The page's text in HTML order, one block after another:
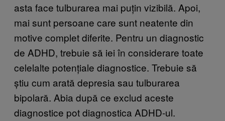
asta face tulburarea mai puțin vizibilă. Apoi,
mai sunt persoane care sunt neatente din
motive complet diferite. Pentru un diagnostic
de ADHD, trebuie să iei în considerare toate
celelalte potențiale diagnostice. Trebuie să
știu cum arată depresia sau tulburarea
bipolară. Abia după ce exclud aceste
diagnostice pot diagnostica ADHD-ul.